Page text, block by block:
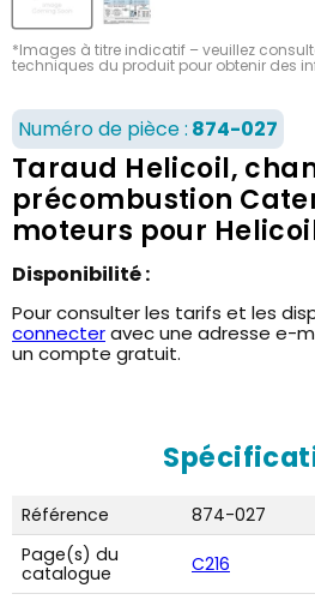
*Images à titre indicatif – veuillez
techniques du produit pour obtenir des
Numéro de pièce : 874-027
Taraud Helicoil,
précombustion
moteurs pour
Disponibilité :
Pour consulter les tarifs et les
connecteravec une adresse e-
un compte gratuit.
Référence
874-027
Page(s) du
catalogue
C216